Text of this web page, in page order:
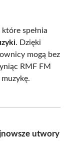
spełnia
. Dzięki
mogą bez
RMF FM
utwory